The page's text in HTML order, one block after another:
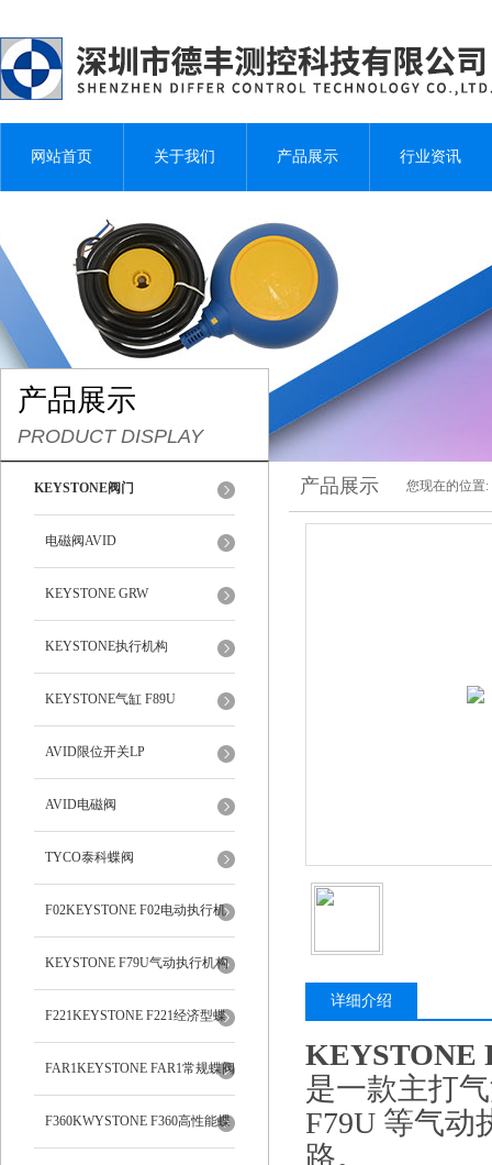
网站首页 关于我们 产品展示 行业资讯
产品展示
PRODUCT DISPLAY
KEYSTONE阀门
电磁阀AVID
KEYSTONE GRW
KEYSTONE执行机构
KEYSTONE气缸 F89U
AVID限位开关LP
AVID电磁阀
TYCO泰科蝶阀
F02KEYSTONE F02电动执行机
构
KEYSTONE F79U气动执行机构
F221KEYSTONE F221经济型蝶
阀
FAR1KEYSTONE FAR1常规蝶阀
F360KWYSTONE F360高性能蝶
产品展示 您现在的位置:
详细介绍
KEYSTONE
是一款主打
F79U 等气动
路。